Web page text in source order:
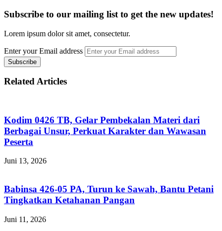
Subscribe to our mailing list to get the new updates!
Lorem ipsum dolor sit amet, consectetur.
Enter your Email address
Related Articles
Kodim 0426 TB, Gelar Pembekalan Materi dari
Berbagai Unsur, Perkuat Karakter dan Wawasan
Peserta
Juni 13, 2026
Babinsa 426-05 PA, Turun ke Sawah, Bantu Petani
Tingkatkan Ketahanan Pangan
Juni 11, 2026